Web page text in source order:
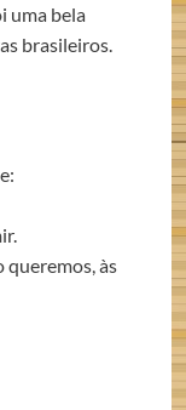
uma bela
brasileiros.
queremos, às